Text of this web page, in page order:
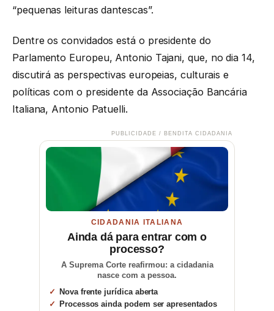
“pequenas leituras dantescas”.
Dentre os convidados está o presidente do
Parlamento Europeu, Antonio Tajani, que, no dia 14,
discutirá as perspectivas europeias, culturais e
políticas com o presidente da Associação Bancária
Italiana, Antonio Patuelli.
PUBLICIDADE / BENDITA CIDADANIA
CIDADANIA ITALIANA
Ainda dá para entrar com o
processo?
A Suprema Corte reafirmou: a cidadania
nasce com a pessoa.
Nova frente jurídica aberta
Processos ainda podem ser apresentados